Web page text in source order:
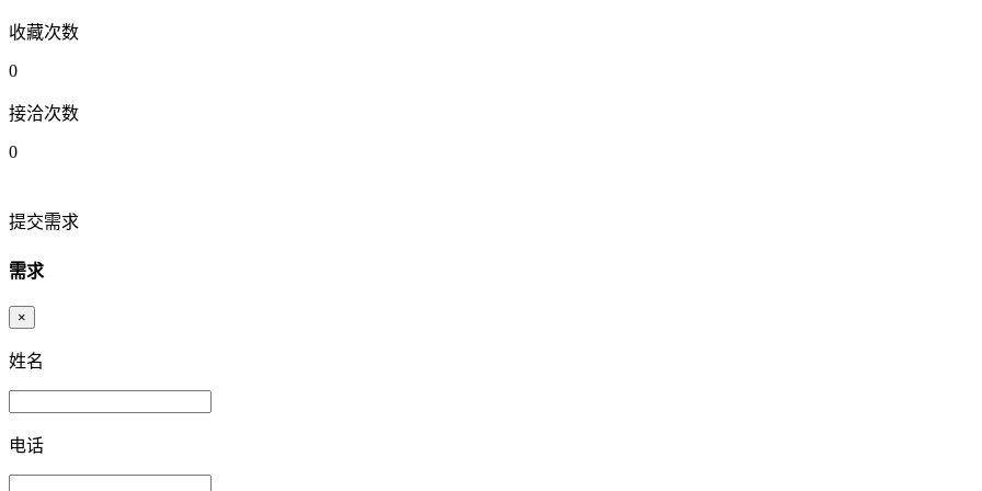
收藏次数
0
接洽次数
0
提交需求
需求
×
姓名
电话